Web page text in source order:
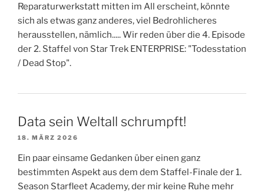
Reparaturwerkstatt mitten im All erscheint, könnte
sich als etwas ganz anderes, viel Bedrohlicheres
herausstellen, nämlich..... Wir reden über die 4. Episode
der 2. Staffel von Star Trek ENTERPRISE: "Todesstation
/ Dead Stop".
Data sein Weltall schrumpft!
18. MÄRZ 2026
Ein paar einsame Gedanken über einen ganz
bestimmten Aspekt aus dem dem Staffel-Finale der 1.
Season Starfleet Academy, der mir keine Ruhe mehr